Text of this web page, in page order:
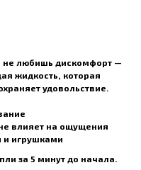
не любишь дискомфорт —
жидкость, которая
удовольствие.
влияет на ощущения
и игрушками
за 5 минут до начала.